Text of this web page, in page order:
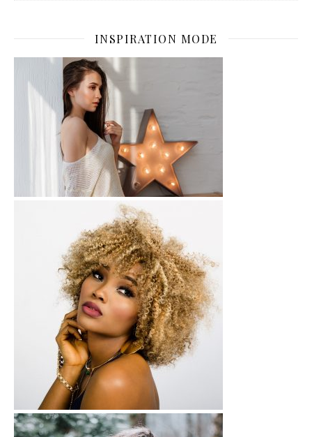
INSPIRATION MODE